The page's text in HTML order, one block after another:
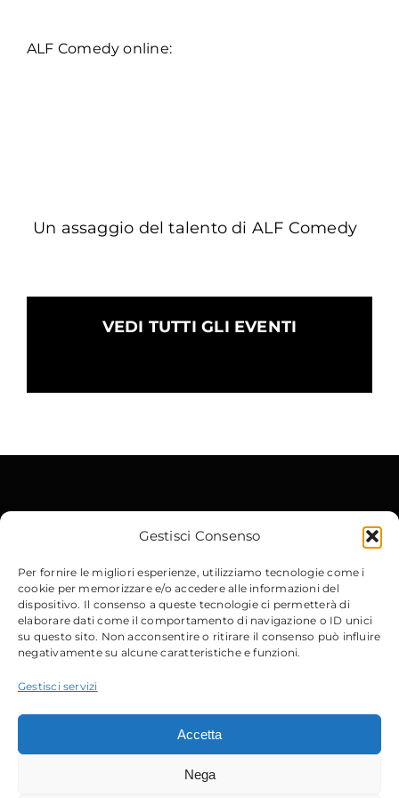
Gestisci Consenso
Per fornire le migliori esperienze, utilizziamo tecnologie come i
cookie per memorizzare e/o accedere alle informazioni del
dispositivo. Il consenso a queste tecnologie ci permetterà di
elaborare dati come il comportamento di navigazione o ID unici
su questo sito. Non acconsentire o ritirare il consenso può influire
negativamente su alcune caratteristiche e funzioni.
Gestisci servizi
Accetta
Nega
ALF Comedy online:
Un assaggio del talento di ALF Comedy
VEDI TUTTI GLI EVENTI
Contatti
Via Gobetti, 15– 40129 Bologna
Email:info@micdrop.it